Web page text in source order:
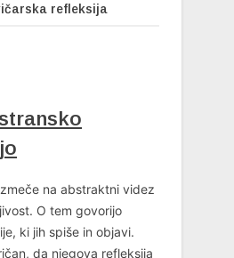
refleksija
na abstraktni videz
O tem govorijo
ki jih spiše in objavi.
da njegova refleksija